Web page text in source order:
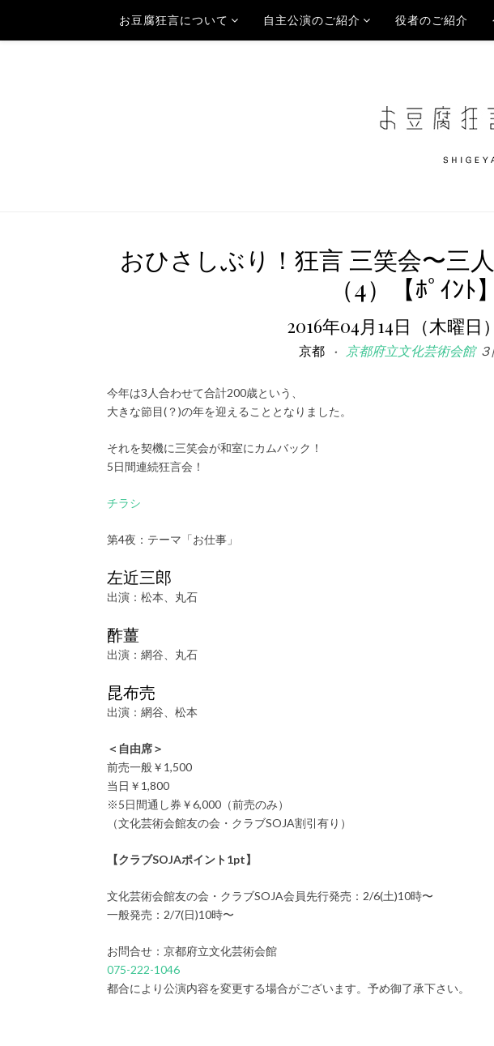
お豆腐狂言について 自主公演のご紹介 役者のご紹介
おひさしぶり！狂言 三笑会〜三
（4）【ﾎﾟｲﾝﾄ】
2016年04月14日（木曜日
京都 京都府立文化芸術会館３
今年は3人合わせて合計200歳という、
大きな節目(？)の年を迎えることとなりました。
それを契機に三笑会が和室にカムバック！
5日間連続狂言会！
チラシ
第4夜：テーマ「お仕事」
左近三郎
出演：松本、丸石
酢薑
出演：網谷、丸石
昆布売
出演：網谷、松本
＜自由席＞
前売一般￥1,500
当日￥1,800
※5日間通し券￥6,000（前売のみ）
（文化芸術会館友の会・クラブSOJA割引有り）
【クラブSOJAポイント1pt】
文化芸術会館友の会・クラブSOJA会員先行発売：2/6(土)10時〜
一般発売：2/7(日)10時〜
お問合せ：京都府立文化芸術会館
075-222-1046
都合により公演内容を変更する場合がございます。予め御了承下さい。